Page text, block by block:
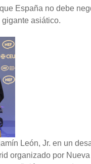
España no debe
gigante asiático.
León, Jr. en un
organizado por